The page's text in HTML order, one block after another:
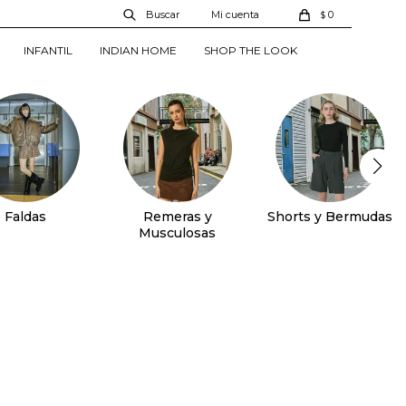
INFANTIL INDIAN HOME SHOP THE LOOK
$ 0
Faldas
Remeras y
Musculosas
Shorts y Bermudas